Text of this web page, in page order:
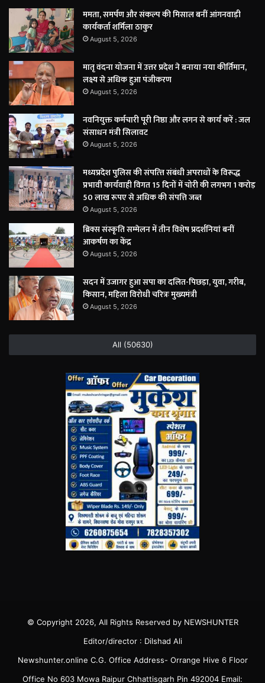
ममता, समर्पण और संकल्प की मिसाल बनीं आंगनवाड़ी
कार्यकर्ता शर्मिला ठाकुर
August 5, 2026
मातृ वंदना योजना में उत्तर प्रदेश ने बनाया नया कीर्तिमान,
लक्ष्य से अधिक हुआ पंजीकरण
August 5, 2026
नवनियुक्त कर्मचारी पूरी निष्ठा और लगन से कार्य करें : जल
संसाधन मंत्री सिलावट
August 5, 2026
मध्यप्रदेश पुलिस की संपत्त्ति संबंधी अपराधों के विरूद्ध
प्रभावी कार्यवाही विगत 15 दिनों में चोरी की लगभग 1 करोड़
50 लाख रूपए से अधिक की संपत्ति जब्‍त
August 5, 2026
ब्रिक्स संस्कृति सम्मेलन में तीन विशेष प्रदर्शनियां बनीं
आकर्षण का केंद्र
August 5, 2026
सदन में उजागर हुआ सपा का दलित-पिछड़ा, युवा, गरीब,
किसान, महिला विरोधी चरित्रः मुख्यमंत्री
August 5, 2026
All (50630)
© Copyright 2026, All Rights Reserved by NEWSHUNTER
Editor/director : Dilshad Ali
Newshunter.online C.G. Office Address- Orrange Hive 6 Floor
Office No 603 Mowa Raipur Chhattisgarh Pin 492004 Email: